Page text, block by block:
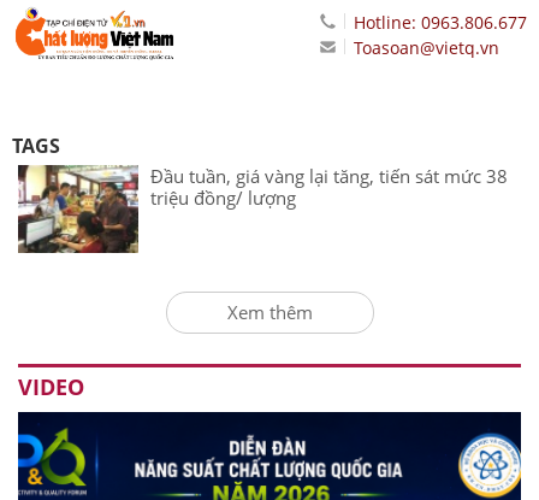
Hotline: 0963.806.677
Toasoan@vietq.vn
TAGS
Đầu tuần, giá vàng lại tăng, tiến sát mức 38
triệu đồng/ lượng
Xem thêm
VIDEO